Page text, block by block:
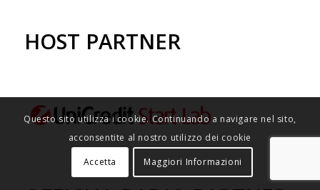
HOST PARTNER
Questo sito utilizza i cookie. Continuando a navigare nel sito,
acconsentite al nostro utilizzo dei cookie
Accetta Maggiori Informazioni